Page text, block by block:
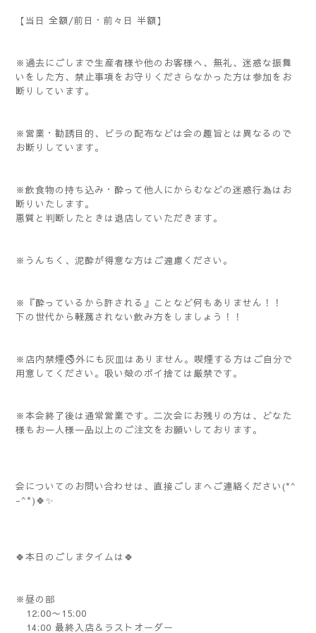
【当日 全額/前日・前々日 半額】
※過去にごしまで生産者様や他のお客様へ、無礼、迷惑な振舞
いをした方、禁止事項をお守りくださらなかった方は参加をお
断りしています。
※営業・勧誘目的、ビラの配布などは会の趣旨とは異なるので
お断りしています。
※飲食物の持ち込み・酔って他人にからむなどの迷惑行為はお
断りいたします。
悪質と判断したときは退店していただきます。
※うんちく、泥酔が得意な方はご遠慮ください。
※『酔っているから許される』ことなど何もありません！！
下の世代から軽蔑されない飲み方をしましょう！！
※店内禁煙🚭外にも灰皿はありません。喫煙する方はご自分で
用意してください。吸い殻のポイ捨ては厳禁です。
※本会終了後は通常営業です。二次会にお残りの方は、どなた
様もお一人様一品以上のご注文をお願いしております。
会についてのお問い合わせは、直接ごしまへご連絡ください(*^
-^*)🍀✨️
🍀本日のごしまタイムは🍀
※昼の部
12:00〜15:00
14:00 最終入店＆ラストオーダー